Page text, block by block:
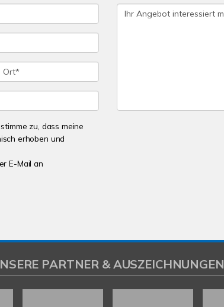
zu, dass meine
erhoben und
E-Mail an
PARTNER & AUSZEICHNUNGEN